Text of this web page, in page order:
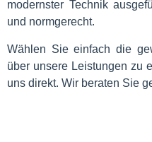
modernster Technik
und normgerecht.
Wählen Sie einfach die
über unsere Leistungen zu
uns direkt. Wir beraten Sie